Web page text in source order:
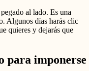
al lado. Es una
Algunos días harás clic
quieres y dejarás que
para imponerse